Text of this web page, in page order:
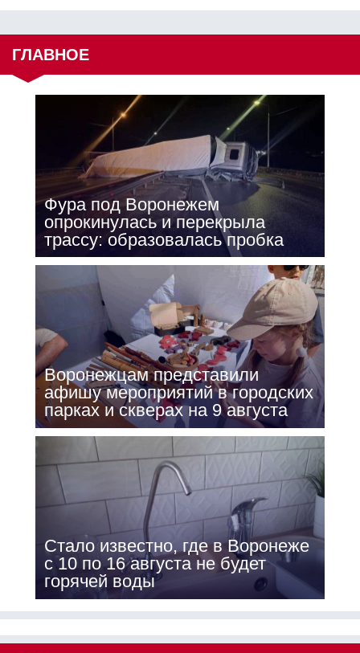
ГЛАВНОЕ
Фура под Воронежем
опрокинулась и перекрыла
трассу: образовалась пробка
Воронежцам представили
афишу мероприятий в городских
парках и скверах на 9 августа
Стало известно, где в Воронеже
с 10 по 16 августа не будет
горячей воды